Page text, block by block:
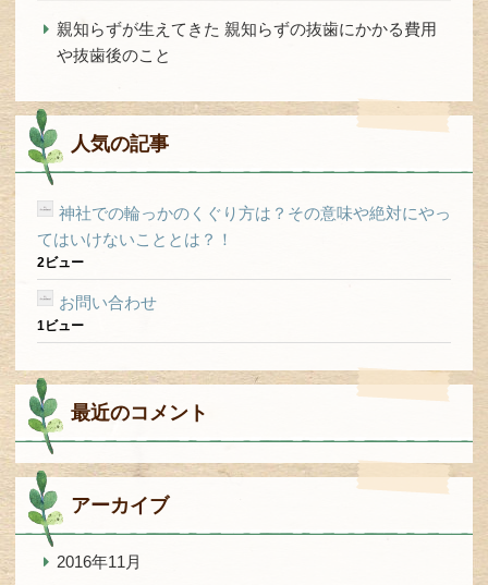
親知らずが生えてきた 親知らずの抜歯にかかる費用
や抜歯後のこと
人気の記事
神社での輪っかのくぐり方は？その意味や絶対にやっ
てはいけないこととは？！
2ビュー
お問い合わせ
1ビュー
最近のコメント
アーカイブ
2016年11月